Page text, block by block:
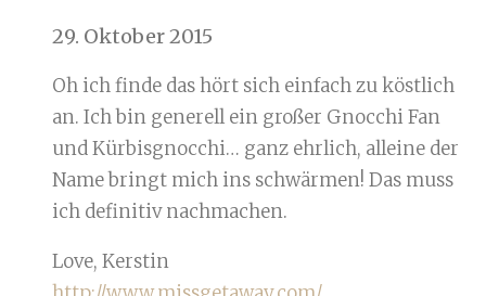
29. Oktober 2015
Oh ich finde das hört sich einfach zu köstlich
an. Ich bin generell ein großer Gnocchi Fan
und Kürbisgnocchi… ganz ehrlich, alleine der
Name bringt mich ins schwärmen! Das muss
ich definitiv nachmachen.
Love, Kerstin